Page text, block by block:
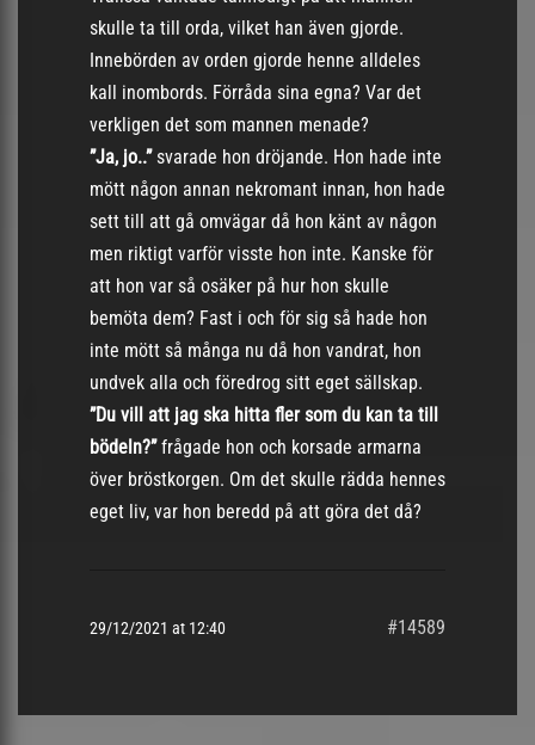
skulle ta till orda, vilket han även gjorde.
Innebörden av orden gjorde henne alldeles
kall inombords. Förråda sina egna? Var det
verkligen det som mannen menade?
”Ja, jo..”svarade hon dröjande. Hon hade inte
mött någon annan nekromant innan, hon hade
sett till att gå omvägar då hon känt av någon
men riktigt varför visste hon inte. Kanske för
att hon var så osäker på hur hon skulle
bemöta dem? Fast i och för sig så hade hon
inte mött så många nu då hon vandrat, hon
undvek alla och föredrog sitt eget sällskap.
”Du vill att jag ska hitta fler som du kan ta till
bödeln?”frågade hon och korsade armarna
över bröstkorgen. Om det skulle rädda hennes
eget liv, var hon beredd på att göra det då?
29/12/2021 at 12:40 #14589